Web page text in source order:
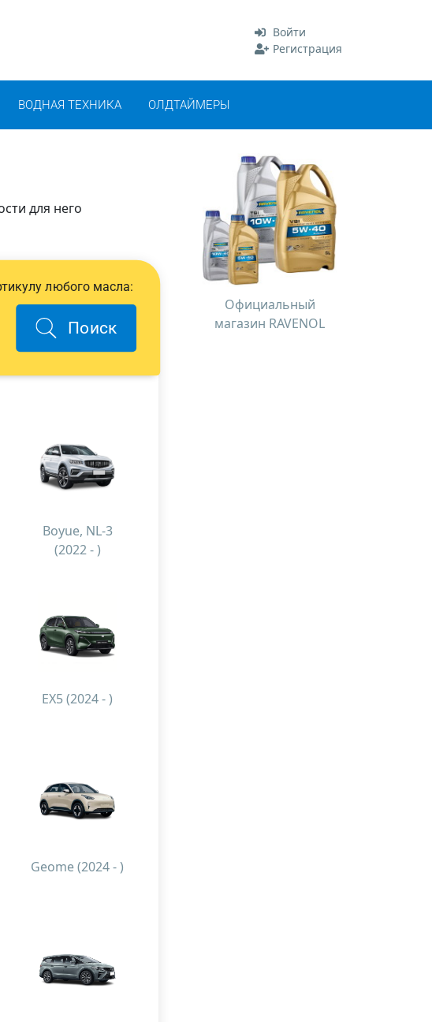
Войти
Регистрация
ВОДНАЯ ТЕХНИКА ОЛДТАЙМЕРЫ
для него
любого масла:
Поиск
Boyue, NL-3
(2022 - )
EX5 (2024 - )
Geome (2024 - )
Официальный
магазин RAVENOL